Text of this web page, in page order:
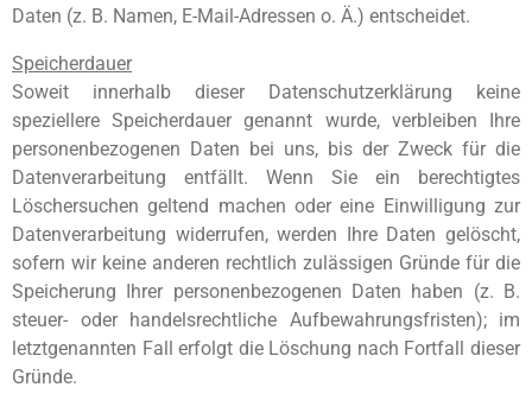
Daten (z. B. Namen, E-Mail-Adressen o. Ä.) entscheidet.
Speicherdauer
Soweit innerhalb dieser Datenschutzerklärung keine
speziellere Speicherdauer genannt wurde, verbleiben Ihre
personenbezogenen Daten bei uns, bis der Zweck für die
Datenverarbeitung entfällt. Wenn Sie ein berechtigtes
Löschersuchen geltend machen oder eine Einwilligung zur
Datenverarbeitung widerrufen, werden Ihre Daten gelöscht,
sofern wir keine anderen rechtlich zulässigen Gründe für die
Speicherung Ihrer personenbezogenen Daten haben (z. B.
steuer- oder handelsrechtliche Aufbewahrungsfristen); im
letztgenannten Fall erfolgt die Löschung nach Fortfall dieser
Gründe.